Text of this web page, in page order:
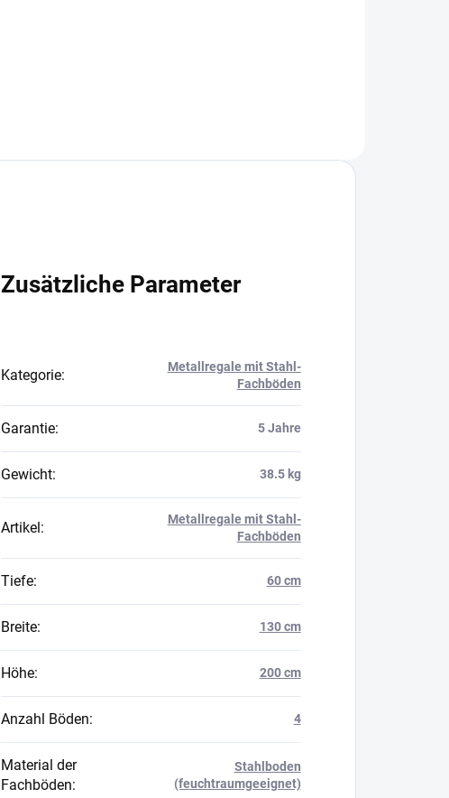
Zusätzliche Parameter
Kategorie:
Metallregale mit Stahl-
Fachböden
Garantie: 5 Jahre
Gewicht: 38.5 kg
Artikel:
Metallregale mit Stahl-
Fachböden
Tiefe: 60 cm
Breite: 130 cm
Höhe: 200 cm
Anzahl Böden: 4
Material der
Fachböden:
Stahlboden
(feuchtraumgeeignet)